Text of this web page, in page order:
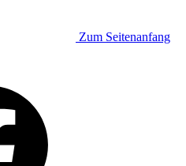
Zum Seitenanfang